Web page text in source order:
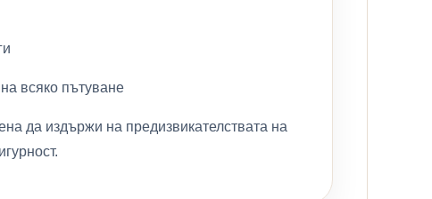
всяко пътуване
да издържи на предизвикателствата на